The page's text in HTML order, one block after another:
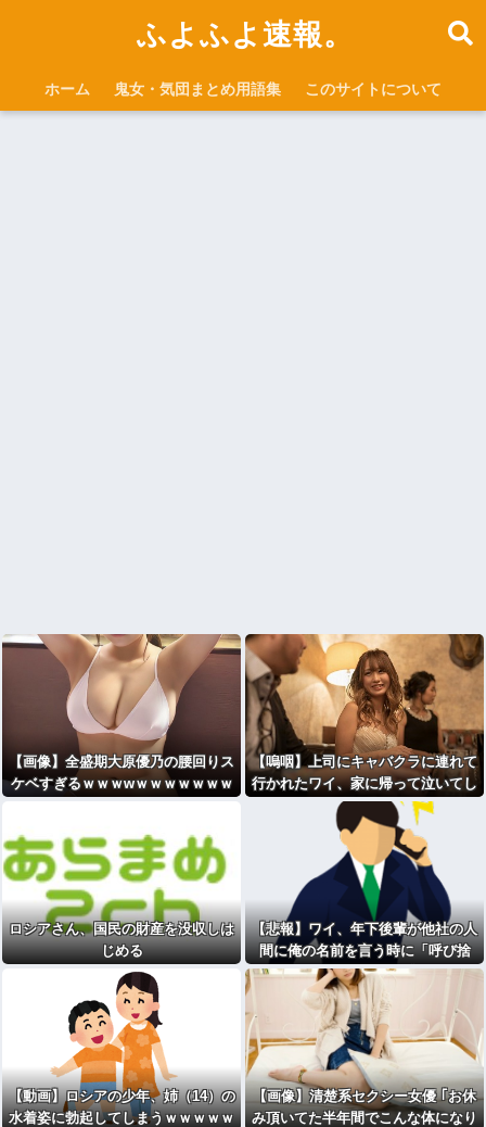
ふよふよ速報。
ホーム 鬼女・気団まとめ用語集 このサイトについて
【画像】全盛期大原優乃の腰回りス
ケベすぎるｗｗｗwｗｗｗｗｗｗｗ
【嗚咽】上司にキャバクラに連れて
行かれたワイ、家に帰って泣いてし
まうｗｗｗｗｗｗｗｗｗｗｗｗ
ロシアさん、国民の財産を没収しは
じめる
【悲報】ワイ、年下後輩が他社の人
間に俺の名前を言う時に「呼び捨
て」にするのが腹立つ
【動画】ロシアの少年、姉（14）の
水着姿に勃起してしまうｗｗｗｗｗ
【画像】清楚系セクシー女優 ｢お休
み頂いてた半年間でこんな体になり